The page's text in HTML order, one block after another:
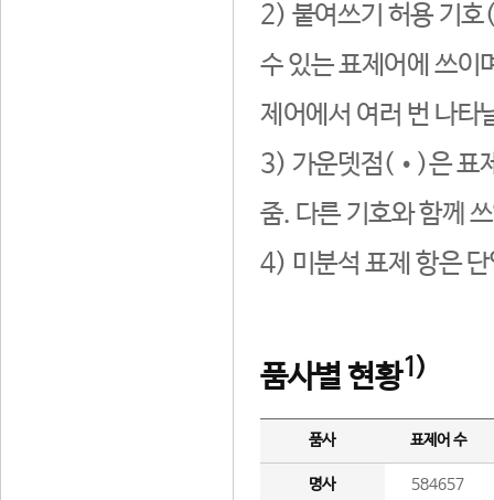
2) 붙여쓰기 허용 기호
수 있는 표제어에 쓰이
제어에서 여러 번 나타
3) 가운뎃점(•)은 표
줌. 다른 기호와 함께
4) 미분석 표제 항은
품사별 현황1)
품사 표제어 수
명사 584657